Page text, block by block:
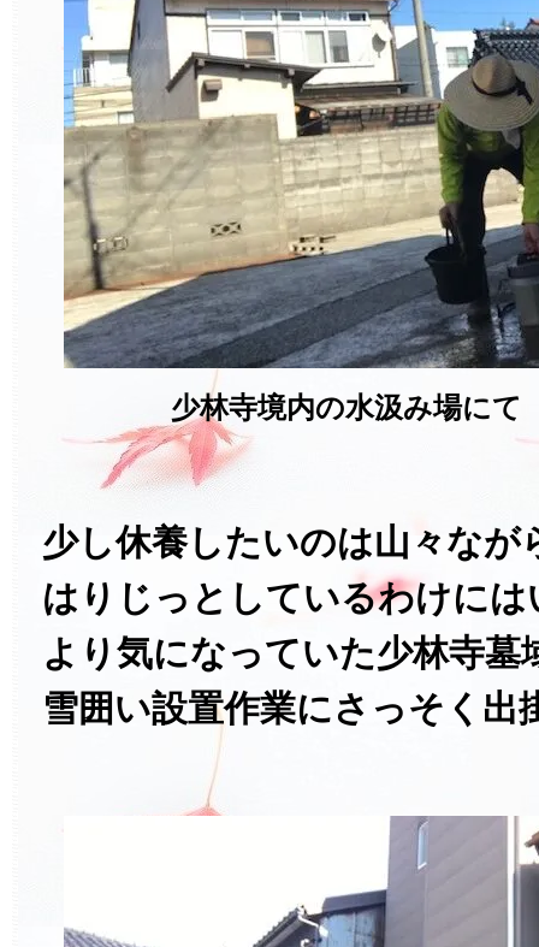
少林寺境内の水汲み場に
少し休養したいのは山々なが
はりじっとしているわけに
より気になっていた少林寺墓
雪囲い設置作業にさっそく出